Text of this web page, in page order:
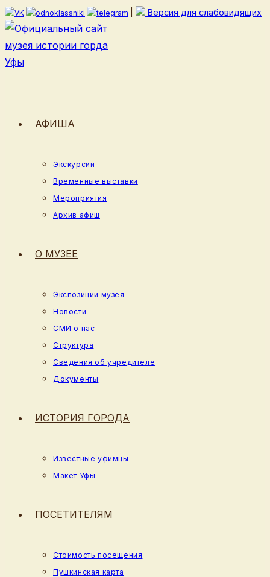
Перейти
к
содержимому
Версия для слабовидящих
АФИША
Экскурсии
Временные выставки
Мероприятия
Архив афиш
О МУЗЕЕ
Экспозиции музея
Новости
СМИ о нас
Структура
Сведения об учредителе
Документы
ИСТОРИЯ ГОРОДА
Известные уфимцы
Макет Уфы
ПОСЕТИТЕЛЯМ
Стоимость посещения
Пушкинская карта